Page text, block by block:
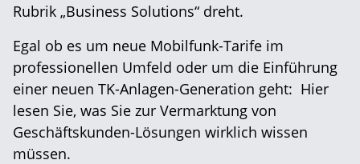
Rubrik „Business Solutions“ dreht.
Egal ob es um neue Mobilfunk-Tarife im
professionellen Umfeld oder um die Einführung
einer neuen TK-Anlagen-Generation geht: Hier
lesen Sie, was Sie zur Vermarktung von
Geschäftskunden-Lösungen wirklich wissen
müssen.